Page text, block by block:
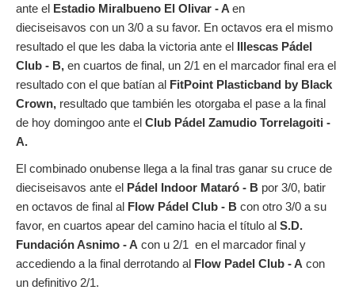
ante el Estadio Miralbueno El Olivar - A en
dieciseisavos con un 3/0 a su favor. En octavos era el mismo
resultado el que les daba la victoria ante el Illescas Pádel
Club - B, en cuartos de final, un 2/1 en el marcador final era el
resultado con el que batían al FitPoint Plasticband by Black
Crown, resultado que también les otorgaba el pase a la final
de hoy domingoo ante el Club Pádel Zamudio Torrelagoiti -
A.
El combinado onubense llega a la final tras ganar su cruce de
dieciseisavos ante el Pádel Indoor Mataró - B por 3/0, batir
en octavos de final al Flow Pádel Club - B con otro 3/0 a su
favor, en cuartos apear del camino hacia el título al S.D.
Fundación Asnimo - A con u 2/1 en el marcador final y
accediendo a la final derrotando al Flow Padel Club - A con
un definitivo 2/1.